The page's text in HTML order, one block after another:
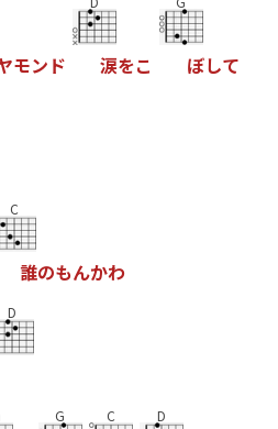
モン ド 涙をこ ぼして
C
誰のもんかわ
D
G C D